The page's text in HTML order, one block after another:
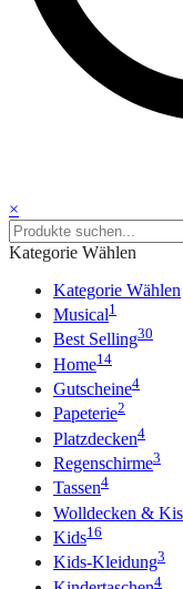
×
Kategorie Wählen
Kategorie Wählen
Musical1
Best Selling30
Home14
Gutscheine4
Papeterie2
Platzdecken4
Regenschirme3
Tassen4
Wolldecken &
Kids16
Kids-Kleidung3
4